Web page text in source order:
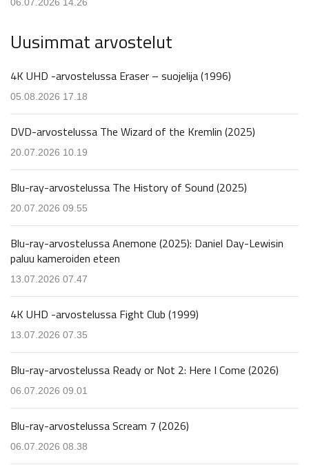
Uusimmat arvostelut
4K UHD -arvostelussa Eraser – suojelija (1996)
05.08.2026 17.18
DVD-arvostelussa The Wizard of the Kremlin (2025)
20.07.2026 10.19
Blu-ray-arvostelussa The History of Sound (2025)
20.07.2026 09.55
Blu-ray-arvostelussa Anemone (2025): Daniel Day-Lewisin
paluu kameroiden eteen
13.07.2026 07.47
4K UHD -arvostelussa Fight Club (1999)
13.07.2026 07.35
Blu-ray-arvostelussa Ready or Not 2: Here I Come (2026)
06.07.2026 09.01
Blu-ray-arvostelussa Scream 7 (2026)
06.07.2026 08.38